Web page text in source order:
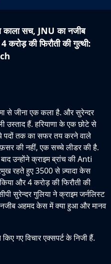
काला सच, JNU का नजीब
की फिरौती की गुत्थी:
से जीना एक कला है. और सुरेन्दर
हैं. हरियाणा के एक छोटे से
पदों तक का सफर तय करने वाले
की नहीं, एक सच्चे लीडर की है.
उन्होंने क्राइम ब्रांच की Anti
रहते हुए 3500 से ज़्यादा केस
और 4 करोड़ की फिरौती की
सुरेन्दर गुलिया ने क्राइम जर्नलिस्ट
अहमद केस में क्या हुआ और मानव
गए विचार एक्सपर्ट के निजी हैं.